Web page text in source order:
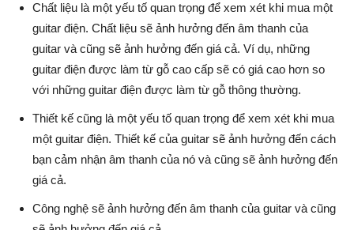
Chất liệu là một yếu tố quan trọng để xem xét khi mua một
guitar điện. Chất liệu sẽ ảnh hưởng đến âm thanh của
guitar và cũng sẽ ảnh hưởng đến giá cả. Ví dụ, những
guitar điện được làm từ gỗ cao cấp sẽ có giá cao hơn so
với những guitar điện được làm từ gỗ thông thường.
Thiết kế cũng là một yếu tố quan trọng để xem xét khi mua
một guitar điện. Thiết kế của guitar sẽ ảnh hưởng đến cách
bạn cảm nhận âm thanh của nó và cũng sẽ ảnh hưởng đến
giá cả.
Công nghệ sẽ ảnh hưởng đến âm thanh của guitar và cũng